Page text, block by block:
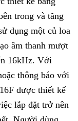
trong và tăng
dụng một củ loa
âm thanh mượt
16kHz. Với
thông báo với
được thiết kế
lắp đặt trở nên